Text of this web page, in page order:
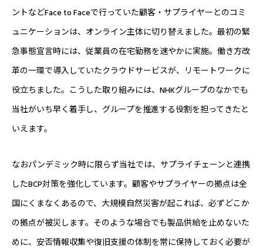
ントなどFace to Faceで行っていた顧客・サプライヤーとのコミ
ュニケーションは、オンライン主体に切り替えました。最初の緊
急事態宣言時には、従業員の在宅勤務を速やかに実施。働き方改
革の一環で導入していたクラウドサービスが、リモートワークに
役立ちました。こうした取り組みには、NHKグループのなかでも
当社がいち早く着手し、グループを推進する役割を担ってきたと
いえます。
なおパンデミック時に限らず当社では、サプライチェーンと連携
したBCP対策を強化しています。顧客やサプライヤーの拠点は全
国にくまなくあるので、大規模自然災害が起これば、必ずどこか
の拠点が被災します。そのような場合でも製品供給を止めないた
めに、安否情報収集や復旧支援の体制を常に保持しておく必要が